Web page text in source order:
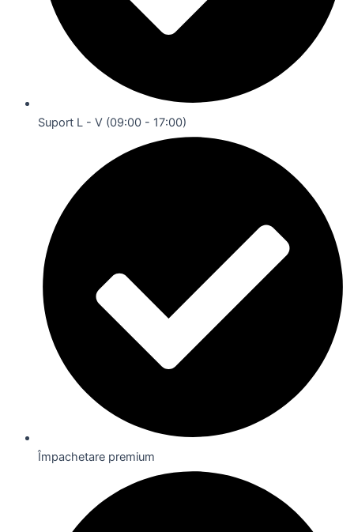
Suport L - V (09:00 - 17:00)
Împachetare premium